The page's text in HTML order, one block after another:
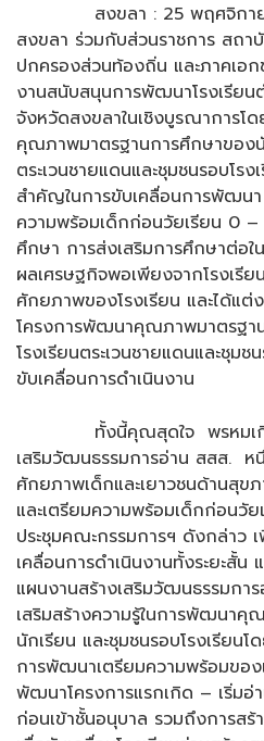
สงขลา : 25 พฤศจิกาย
สงขลา ร่วมกับส่วนราชการ สถ
ปกครองส่วนท้องถิ่น และภาคเอ
งานสนับสนุนการพัฒนาโรงเรียน
จังหวัดสงขลาในเชิงบูรณาการโ
คุณภาพมาตรฐานการศึกษาของนั
ตระเวนชายแดนและชุมชนรอบโ
สำคัญในการขับเคลื่อนการพัฒน
ความพร้อมเด็กก่อนวัยเรียน
ศึกษา การส่งเสริมการศึกษาต่อ
ผลเศรษฐกิจพอเพียงจากโรงเรี
ศักยภาพของโรงเรียน และได้แ
โครงการพัฒนาคุณภาพมาตรฐา
โรงเรียนตระเวนชายแดนและชุมช
ขับเคลื่อนการดำเนินงาน
ทั้งนี้คุณสุดใจ พรหมเกิด
เสริมวัฒนธรรมการอ่าน สสส.
ศักยภาพเด็กและเยาวชนด้านสุ
และเตรียมความพร้อมเด็กก่อน
ประชุมคณะกรรมการฯ ดังกล่าว
เคลื่อนการดำเนินงานทั้งระยะสั้น
แผนงานสร้างเสริมวัฒนธรรมกา
เสริมสร้างความรู้ในการพัฒนา
นักเรียน และชุมชนรอบโรงเรียนโ
การพัฒนาเตรียมความพร้อมขอ
พัฒนาโครงการแรกเกิด – เริ่ม
ก่อนเข้าชั้นอนุบาล รวมถึงการสร้